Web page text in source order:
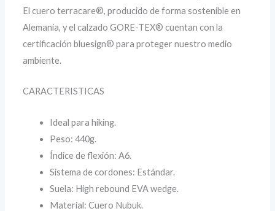
El cuero terracare®, producido de forma sostenible en
Alemania, y el calzado GORE-TEX® cuentan con la
certificación bluesign® para proteger nuestro medio
ambiente.
CARACTERISTICAS
Ideal para hiking.
Peso: 440g.
Índice de flexión: A6.
Sistema de cordones: Estándar.
Suela: High rebound EVA wedge.
Material: Cuero Nubuk.